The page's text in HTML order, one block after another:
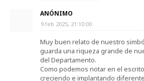
ANÓNIMO
9 feb 2025, 21:10:00
Muy buen relato de nuestro
guarda una riqueza grande de
del Departamento.
Como podemos notar en el
creciendo e implantando